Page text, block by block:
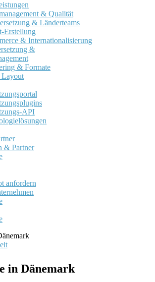
& Qualität
& Länderteams
Erstellung
& Internationalisierung
&
& Formate
API
& Partner
anfordern
in Dänemark